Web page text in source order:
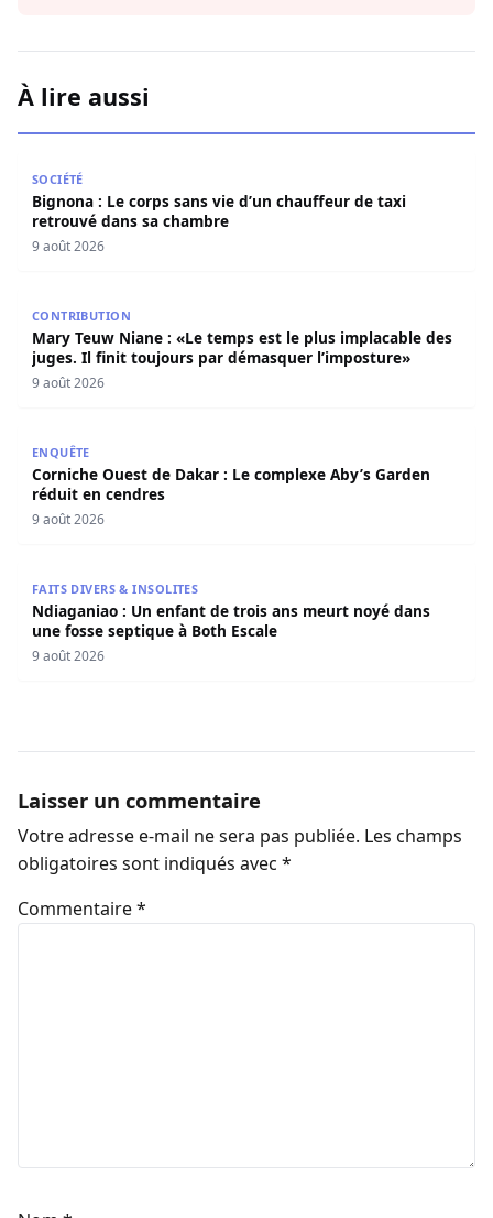
À lire aussi
SOCIÉTÉ
Bignona : Le corps sans vie d’un chauffeur de taxi
retrouvé dans sa chambre
9 août 2026
CONTRIBUTION
Mary Teuw Niane : «Le temps est le plus implacable des
juges. Il finit toujours par démasquer l’imposture»
9 août 2026
ENQUÊTE
Corniche Ouest de Dakar : Le complexe Aby’s Garden
réduit en cendres
9 août 2026
FAITS DIVERS & INSOLITES
Ndiaganiao : Un enfant de trois ans meurt noyé dans
une fosse septique à Both Escale
9 août 2026
Laisser un commentaire
Votre adresse e-mail ne sera pas publiée. Les champs
obligatoires sont indiqués avec *
Commentaire*